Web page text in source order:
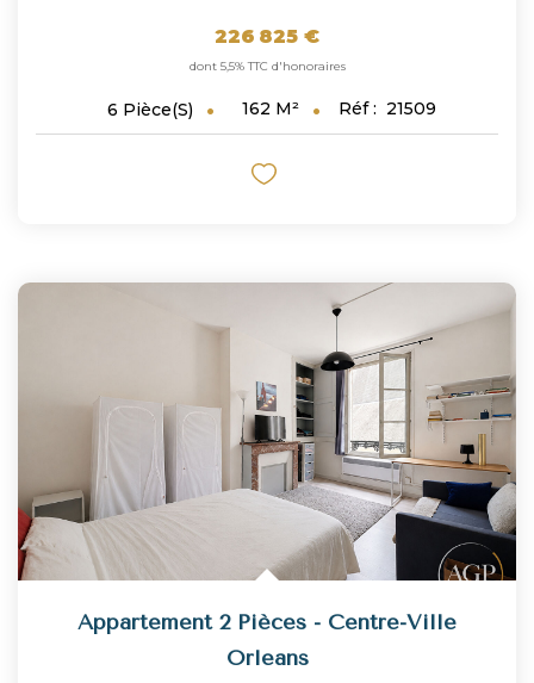
226 825 €
dont 5,5% TTC d'honoraires
6 Pièce(s) 162 M² Réf : 21509
Appartement 2 Pièces - Centre-Ville
Orleans